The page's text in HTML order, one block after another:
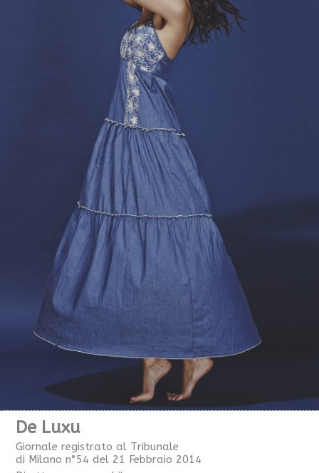
De Luxu
Giornale registrato al Tribunale
di Milano n°54 del 21 Febbraio 2014